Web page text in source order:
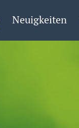
Neuigkeiten